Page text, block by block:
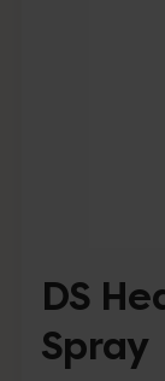
DS
Spray